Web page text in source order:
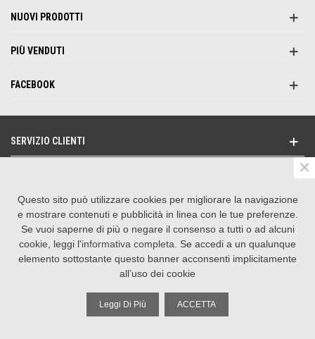
NUOVI PRODOTTI
PIÙ VENDUTI
FACEBOOK
SERVIZIO CLIENTI
SEGUICI SU
CONTATTACI
Realizzazione e-commerce by Operagrafica
Questo sito può utilizzare cookies per migliorare la navigazione
e mostrare contenuti e pubblicità in linea con le tue preferenze.
Se vuoi saperne di più o negare il consenso a tutti o ad alcuni
cookie, leggi l'informativa completa . Se accedi a un qualunque
elemento sottostante questo banner acconsenti implicitamente
all’uso dei cookie
Leggi Di Più ACCETTA
×